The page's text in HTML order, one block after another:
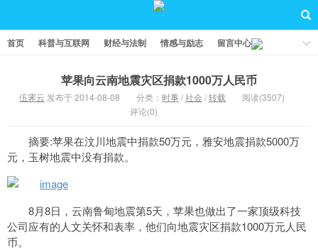
首页 科普与互联网 财经与法制 情感与励志 留言中心
苹果向云南地震灾区捐款1000万人民币
伍霁云 发布于 2014-08-08 分类： 时事/社会/转载
阅读(3507)
评论(0)
摘要:苹果在汶川地震中捐款50万元，雅安地震捐款5000万
元，玉树地震中没有捐款。
8月8日，云南鲁甸地震第5天，苹果也做出了一家顶级科技
公司应有的人文关怀和表率，他们向地震灾区捐款1000万元人民
币。